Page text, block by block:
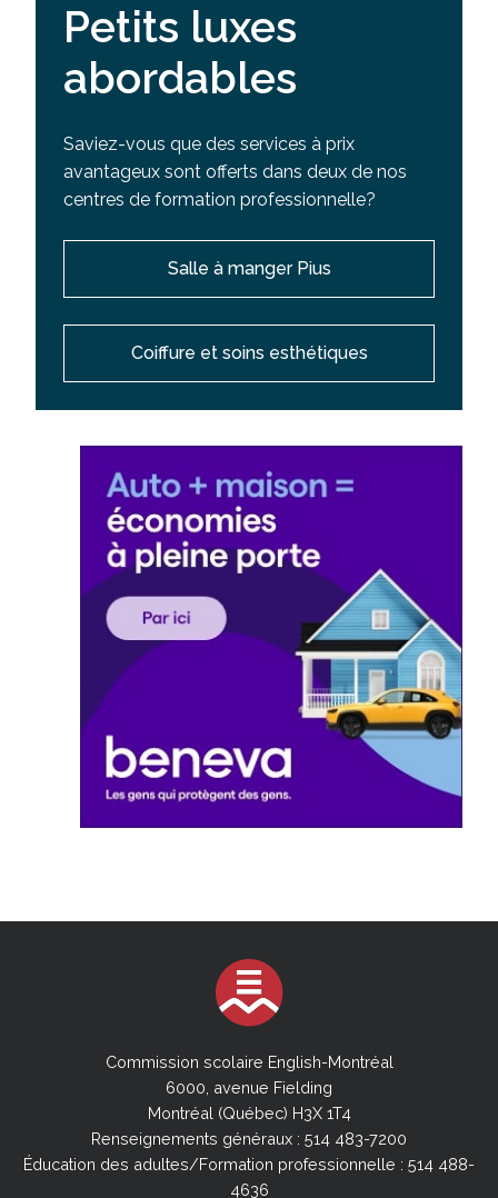
Petits luxes
abordables
Saviez-vous que des services à prix
avantageux sont offerts dans deux de nos
centres de formation professionnelle?
Salle à manger Pius
Coiffure et soins esthétiques
Commission scolaire English-Montréal
6000, avenue Fielding
Montréal (Québec) H3X 1T4
Renseignements généraux : 514 483-7200
Éducation des adultes/Formation professionnelle : 514 488-
4636